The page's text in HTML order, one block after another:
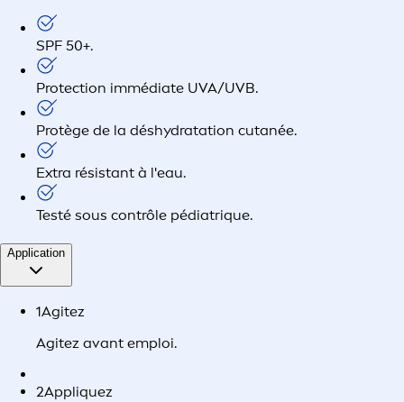
SPF 50+.
Protection immédiate UVA/UVB.
Protège de la déshydratation cutanée.
Extra résistant à l'eau.
Testé sous contrôle pédiatrique.
Application
1Agitez
Agitez avant emploi.
2Appliquez